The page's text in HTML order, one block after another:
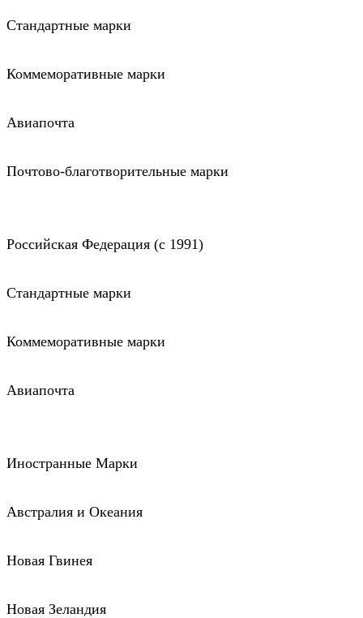
Стандартные марки
Коммеморативные марки
Авиапочта
Почтово-благотворительные марки
Российская Федерация (c 1991)
Стандартные марки
Коммеморативные марки
Авиапочта
Иностранные Марки
Австралия и Океания
Новая Гвинея
Новая Зеландия